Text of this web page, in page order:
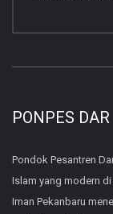
PONPES
Pondok Pesantren
Islam yang modern
Iman Pekanbaru